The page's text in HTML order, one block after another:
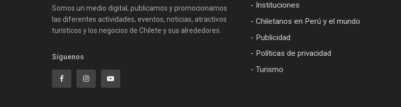
Somos un medio digital, publicamos y promocionamos
las diferentes actividades, eventos, noticias, atractivos
turísticos y los negocios de Chilete y sus alrededores.
Síguenos
- Instituciones
- Chiletanos en Perú y el mundo
- Publicidad
- Políticas de privacidad
- Turismo